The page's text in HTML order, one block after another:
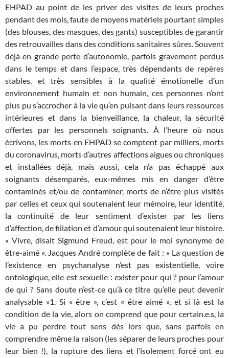
EHPAD au point de les priver des visites de leurs proches
pendant des mois, faute de moyens matériels pourtant simples
(des blouses, des masques, des gants) susceptibles de garantir
des retrouvailles dans des conditions sanitaires sûres. Souvent
déjà en grande perte d’autonomie, parfois gravement perdus
dans le temps et dans l’espace, très dépendants de repères
stables, et très sensibles à la qualité émotionelle d’un
environnement humain et non humain, ces personnes n’ont
plus pu s’accrocher à la vie qu’en puisant dans leurs ressources
intérieures et dans la bienveillance, la chaleur, la sécurité
offertes par les personnels soignants. À l’heure où nous
écrivons, les morts en EHPAD se comptent par milliers, morts
du coronavirus, morts d’autres affections aigues ou chroniques
et installées déjà, mais aussi, cela n’a pas échappé aux
soignants désemparés, eux-mêmes mis en danger d’être
contaminés et/ou de contaminer, morts de n’être plus visités
par celles et ceux qui soutenaient leur mémoire, leur identité,
la continuité de leur sentiment d’exister par les liens
d’affection, de filiation et d’amour qui soutenaient leur histoire.
« Vivre, disait Sigmund Freud, est pour le moi synonyme de
être-aimé ». Jacques André complète de fait : « La question de
l’existence en psychanalyse n’est pas existentielle, voire
ontologique, elle est sexuelle : exister pour qui ? pour l’amour
de qui ? Sans doute n’est-ce qu’à ce titre qu’elle peut devenir
analysable »1. Si « être », c’est « être aimé », et si là est la
condition de la vie, alors on comprend que pour certain.e.s, la
vie a pu perdre tout sens dès lors que, sans parfois en
comprendre même la raison (les séparer de leurs proches pour
leur bien !), la rupture des liens et l’isolement forcé ont eu